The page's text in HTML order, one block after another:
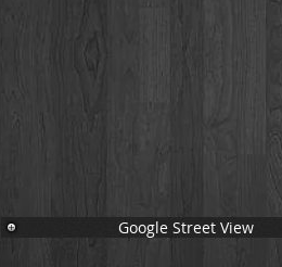
Google Street View